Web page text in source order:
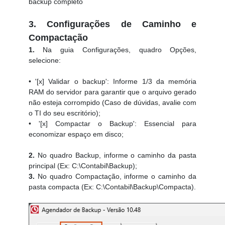
3. Configurações de Caminho e
Compactação
1. Na guia Configurações, quadro Opções,
selecione:
• '[x] Validar o backup': Informe 1/3 da memória
RAM do servidor para garantir que o arquivo gerado
não esteja corrompido (Caso de dúvidas, avalie com
o TI do seu escritório);
• '[x] Compactar o Backup': Essencial para
economizar espaço em disco;
2. No quadro Backup, informe o caminho da pasta
principal (Ex: C:\Contabil\Backup);
3. No quadro Compactação, informe o caminho da
pasta compacta (Ex: C:\Contabil\Backup\Compacta).